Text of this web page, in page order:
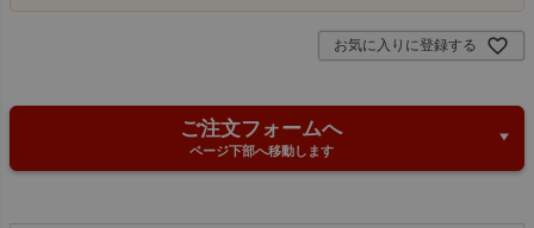
お気に入りに登録する
ご注文フォームへ
ページ下部へ移動します